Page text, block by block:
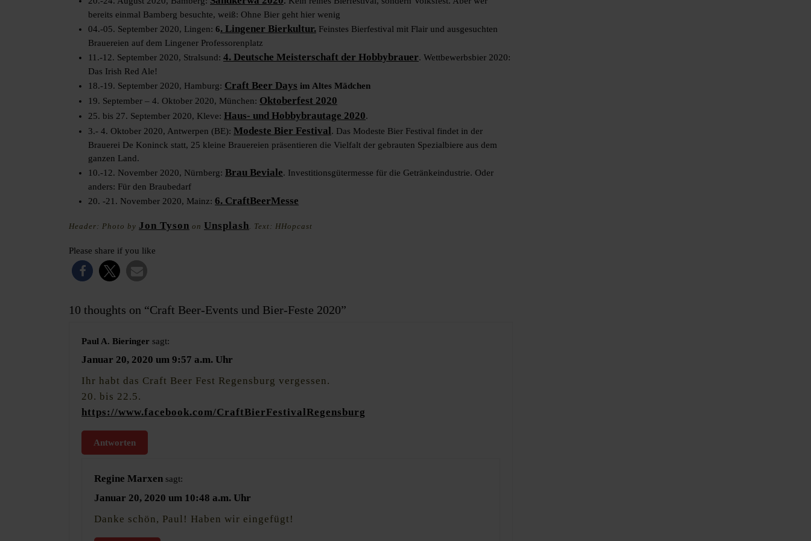
bereits einmal Bamberg besuchte, weiß: Ohne Bier geht hier wenig
04.-05. September 2020, Lingen: 6. Lingener Bierkultur. Feinstes Bierfestival mit Flair und ausgesuchten
Brauereien auf dem Lingener Professorenplatz
11.-12. September 2020, Stralsund: 4. Deutsche Meisterschaft der Hobbybrauer. Wettbewerbsbier 2020:
Das Irish Red Ale!
18.-19. September 2020, Hamburg: Craft Beer Days im Altes Mädchen
19. September – 4. Oktober 2020, München: Oktoberfest 2020
25. bis 27. September 2020, Kleve: Haus- und Hobbybrautage 2020.
3.- 4. Oktober 2020, Antwerpen (BE): Modeste Bier Festival. Das Modeste Bier Festival findet in der
Brauerei De Koninck statt, 25 kleine Brauereien präsentieren die Vielfalt der gebrauten Spezialbiere aus dem
ganzen Land.
10.-12. November 2020, Nürnberg: Brau Beviale. Investitionsgütermesse für die Getränkeindustrie. Oder
anders: Für den Braubedarf
20. -21. November 2020, Mainz: 6. CraftBeerMesse
Header: Photo by Jon Tyson on Unsplash. Text: HHopcast
Please share if you like
10 thoughts on “Craft Beer-Events und Bier-Feste 2020”
Paul A. Bieringer sagt:
Januar 20, 2020 um 9:57 a.m. Uhr
Ihr habt das Craft Beer Fest Regensburg vergessen.
20. bis 22.5.
https://www.facebook.com/CraftBierFestivalRegensburg
Antworten
Regine Marxen sagt:
Januar 20, 2020 um 10:48 a.m. Uhr
Danke schön, Paul! Haben wir eingefügt!